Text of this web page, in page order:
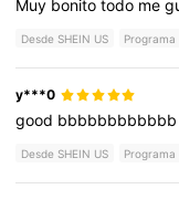
Muy bonitotodo me
Desde SHEIN US
y***0
good bbbbbbbbbbbb
Desde SHEIN US